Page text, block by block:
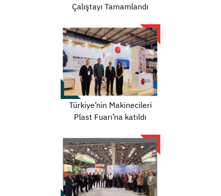
Çalıştayı Tamamlandı
Türkiye’nin Makinecileri
Plast Fuarı’na katıldı